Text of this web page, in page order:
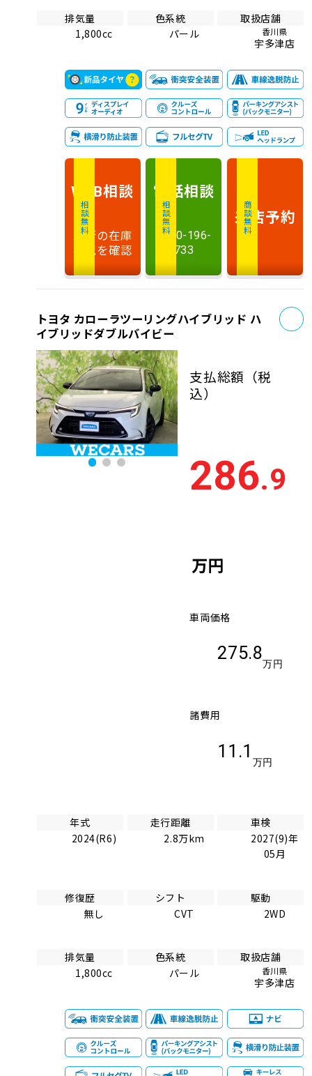
排気量
1,800cc
色系統
パール
取扱店舗
香川県
宇多津店
相談無料
WEB相談
最新の在庫
状況を確認
相談無料
電話相談
0120-196-
733
商談無料
来店予約
トヨタ カローラツーリングハイブリッド ハ
イブリッドダブルバイビー
支払総額 （税
込）
286.9
万円
車両価格
275.8
万円
諸費用
11.1
万円
年式
2024(R6)
走行距離
2.8万km
車検
2027(9)年
05月
修復歴
無し
シフト
CVT
駆動
2WD
排気量
1,800cc
色系統
パール
取扱店舗
香川県
宇多津店